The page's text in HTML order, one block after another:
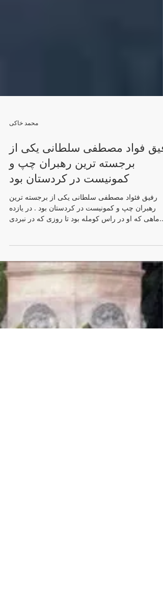
محمد خاکی
فواد مصطفی سلطانی یکی از
برجسته ترین رهبران چپ و
کمونیست در کردستان بود
رهبران چپ و کمونیست در کردستان بود . در یازده
ماهی که او در راس کومله بود تا روزی که در نبردی...